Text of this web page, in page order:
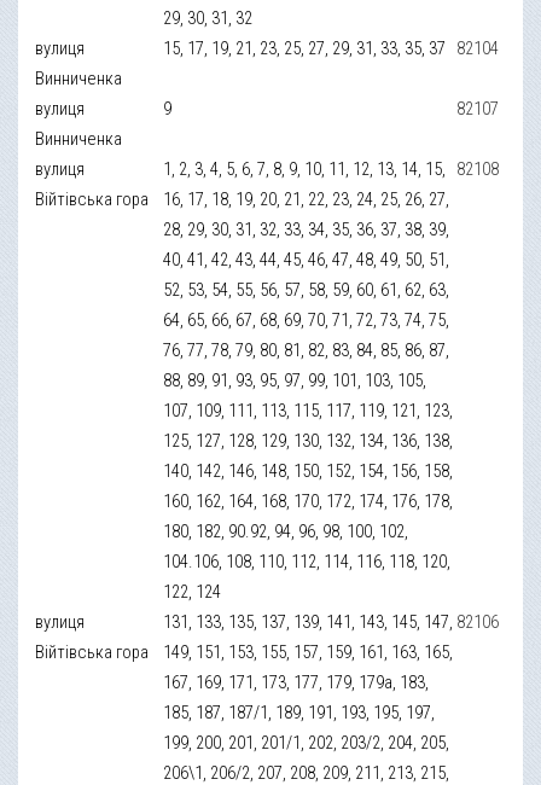
29, 30, 31, 32
вулиця
Винниченка
15, 17, 19, 21, 23, 25, 27, 29, 31, 33, 35, 37 82104
вулиця
Винниченка
9 82107
вулиця
Війтівська гора
1, 2, 3, 4, 5, 6, 7, 8, 9, 10, 11, 12, 13, 14, 15,
16, 17, 18, 19, 20, 21, 22, 23, 24, 25, 26, 27,
28, 29, 30, 31, 32, 33, 34, 35, 36, 37, 38, 39,
40, 41, 42, 43, 44, 45, 46, 47, 48, 49, 50, 51,
52, 53, 54, 55, 56, 57, 58, 59, 60, 61, 62, 63,
64, 65, 66, 67, 68, 69, 70, 71, 72, 73, 74, 75,
76, 77, 78, 79, 80, 81, 82, 83, 84, 85, 86, 87,
88, 89, 91, 93, 95, 97, 99, 101, 103, 105,
107, 109, 111, 113, 115, 117, 119, 121, 123,
125, 127, 128, 129, 130, 132, 134, 136, 138,
140, 142, 146, 148, 150, 152, 154, 156, 158,
160, 162, 164, 168, 170, 172, 174, 176, 178,
180, 182, 90.92, 94, 96, 98, 100, 102,
104.106, 108, 110, 112, 114, 116, 118, 120,
122, 124
82108
вулиця
Війтівська гора
131, 133, 135, 137, 139, 141, 143, 145, 147,
149, 151, 153, 155, 157, 159, 161, 163, 165,
167, 169, 171, 173, 177, 179, 179а, 183,
185, 187, 187/1, 189, 191, 193, 195, 197,
199, 200, 201, 201/1, 202, 203/2, 204, 205,
206\1, 206/2, 207, 208, 209, 211, 213, 215,
82106